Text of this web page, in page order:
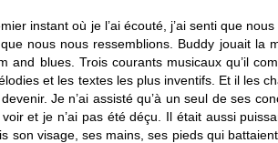
instant où je l’ai écouté, j’ai senti que
nous nous ressemblions. Buddy jouait la
and blues. Trois courants musicaux qu’il
et les textes les plus inventifs. Et il les
Je n’ai assisté qu’à un seul de ses
et je n’ai pas été déçu. Il était aussi
son visage, ses mains, ses pieds qui